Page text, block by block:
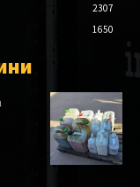
2307
1650